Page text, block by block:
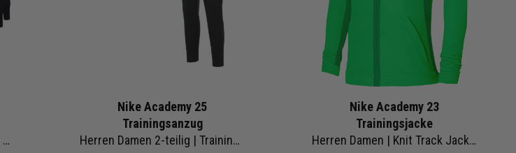
Nike Academy 25
Trainingsanzug
Herren Damen 2-teilig | Trainingsjacke Trainingshose
Nike Academy 23
Trainingsjacke
Herren Damen | Knit Track Jacket